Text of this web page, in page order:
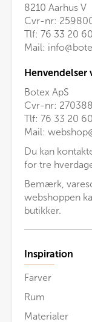
8210 Aarhus V
Cvr-nr:
Tlf: 76 33 20 60
Mail:
Henvendelser
Botex ApS
Cvr-nr:
Tlf: 76 33 20
Mail:
Du kan
for tre
Bemærk,
webshoppen
butikker.
Inspiration
Farver
Rum
Materialer